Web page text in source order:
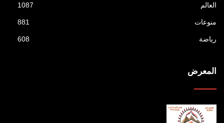
العالم 1087
منوعات 881
رياضة 608
المعرض